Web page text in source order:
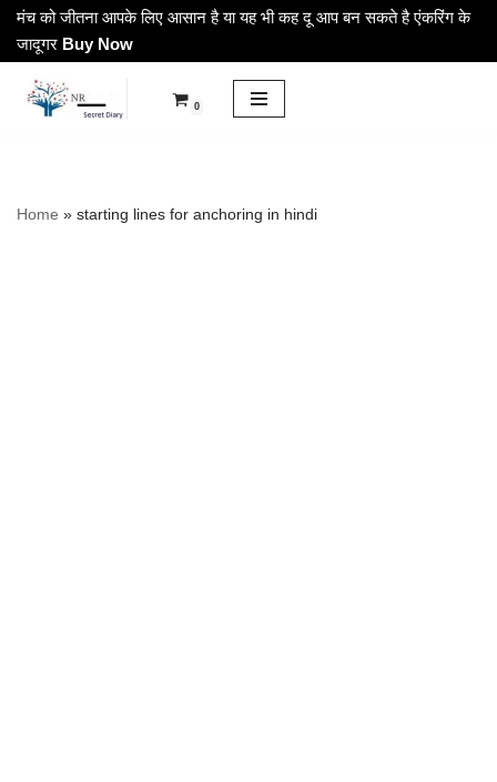
Skip
content
मंच को जीतना आपके लिए आसान है या यह भी कह दू आप बन सकते है एंकरिंग के
जादूगर Buy Now
0
Home » starting lines for anchoring in hindi